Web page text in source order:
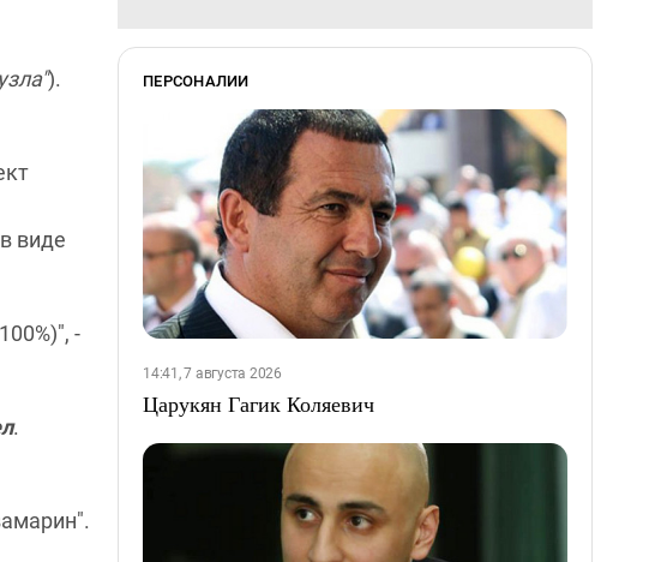
).
виде
-
.
ПЕРСОНАЛИИ
14:41, 7 августа 2026
Царукян Гагик Коляевич